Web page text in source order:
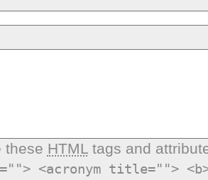
these HTMLtags and
<acronym title="">